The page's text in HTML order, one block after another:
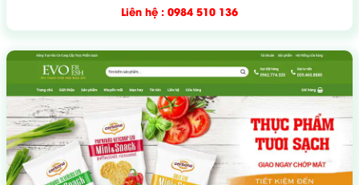
Liên hệ : 0984 510 136